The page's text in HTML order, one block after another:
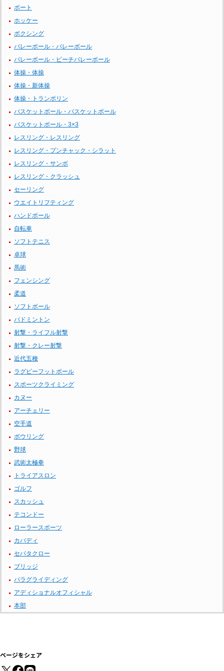
ボート
ホッケー
ボクシング
バレーボール・バレーボール
バレーボール・ビーチバレーボール
体操・体操
体操・新体操
体操・トランポリン
バスケットボール・バスケットボール
バスケットボール・3×3
レスリング・レスリング
レスリング・プンチャック・シラット
レスリング・サンボ
レスリング・クラッシュ
セーリング
ウエイトリフティング
ハンドボール
自転車
ソフトテニス
卓球
馬術
フェンシング
柔道
ソフトボール
バドミントン
射撃・ライフル射撃
射撃・クレー射撃
近代五種
ラグビーフットボール
スポーツクライミング
カヌー
アーチェリー
空手道
ボウリング
野球
武術太極拳
トライアスロン
ゴルフ
スカッシュ
テコンドー
ローラースポーツ
カバディ
セパタクロー
ブリッジ
パラグライディング
アディショナルオフィシャル
本部
ページをシェア